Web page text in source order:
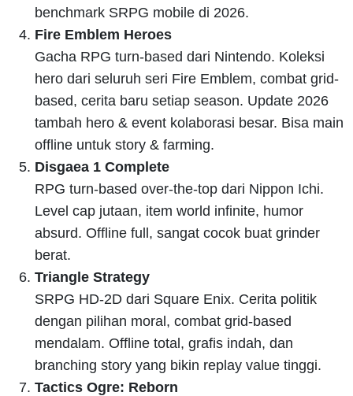
benchmark SRPG mobile di 2026.
Fire Emblem Heroes
Gacha RPG turn-based dari Nintendo. Koleksi
hero dari seluruh seri Fire Emblem, combat grid-
based, cerita baru setiap season. Update 2026
tambah hero & event kolaborasi besar. Bisa main
offline untuk story & farming.
Disgaea 1 Complete
RPG turn-based over-the-top dari Nippon Ichi.
Level cap jutaan, item world infinite, humor
absurd. Offline full, sangat cocok buat grinder
berat.
Triangle Strategy
SRPG HD-2D dari Square Enix. Cerita politik
dengan pilihan moral, combat grid-based
mendalam. Offline total, grafis indah, dan
branching story yang bikin replay value tinggi.
Tactics Ogre: Reborn